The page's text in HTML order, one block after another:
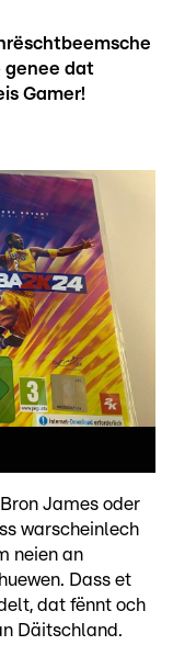
genee dat
Gamer!
James oder
warscheinlech
neien an
Dass et
dat fënnt och
Däitschland.